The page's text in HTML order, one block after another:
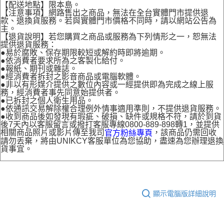
【配送地點】限本島。
【注意事項】網路售出之商品，無法在全台實體門市提供退
款、退換貨服務。若與實體門市價格不同時，請以網站公告為
主。
【退貨說明】若您購買之商品或服務為下列情形之一，恕無法
提供退貨服務：
●易於腐敗、保存期限較短或解約時即將逾期。
●依消費者要求所為之客製化給付。
●報紙、期刊或雜誌。
●經消費者拆封之影音商品或電腦軟體。
●非以有形媒介提供之數位內容或一經提供即為完成之線上服
務，經消費者事先同意始提供者。
●已拆封之個人衛生用品。
●依通訊交易解除權合理例外情事適用準則，不提供退貨服務。
●收到商品後如發現有瑕疵、破損、缺件或規格不符，請於到貨
後7天內以客服留言或撥打客服專線0800-889-898轉1，並提供
相關商品照片或影片傳至我司 官方粉絲專頁 ，該商品仍需回收
請勿丟棄，將由UNIKCY客服單位為您協助，盡速為您辦理退換
貨事宜。
顯示電腦版詳細說明